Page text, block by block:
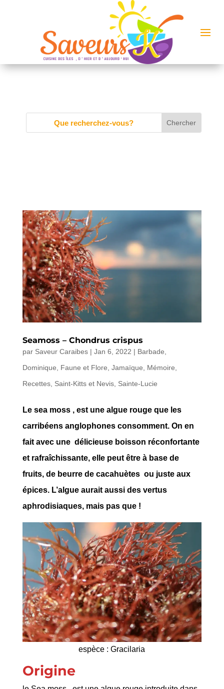
Seamoss – Chondrus crispus
par Saveur Caraibes| Jan 6, 2022 | Barbade,
Dominique, Faune et Flore, Jamaïque, Mémoire,
Recettes, Saint-Kitts et Nevis, Sainte-Lucie
Le sea moss , est une algue rouge que les
carribéens anglophones consomment. On en
fait avec une délicieuse boisson réconfortante
et rafraîchissante, elle peut être à base de
fruits, de beurre de cacahuètes ou juste aux
épices. L’algue aurait aussi des vertus
aphrodisiaques, mais pas que !
espèce : Gracilaria
Origine